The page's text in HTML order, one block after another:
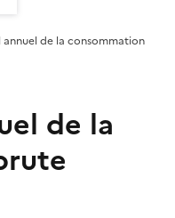
annuel de la consommation
de la